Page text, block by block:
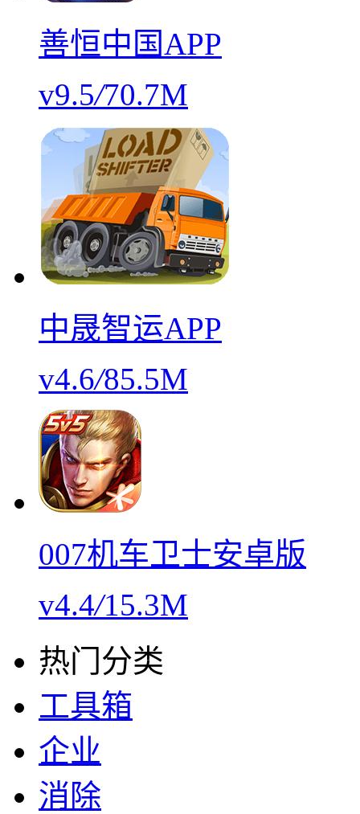
善恒中国APP
v9.5/70.7M
中晟智运APP
v4.6/85.5M
007机车卫士安卓版
v4.4/15.3M
热门分类
工具箱
企业
消除